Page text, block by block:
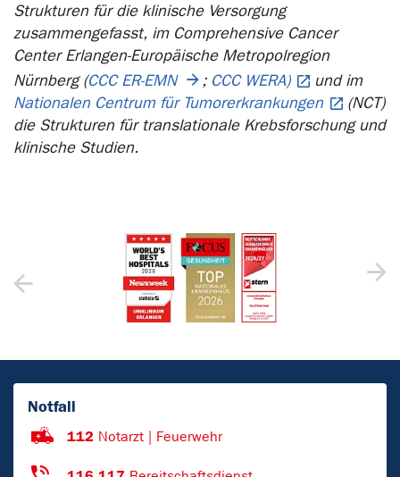
Strukturen für die klinische Versorgung
zusammengefasst, im Comprehensive Cancer
Center Erlangen-Europäische Metropolregion
Nürnberg (CCC ER-EMN ; CCC WERA)
und im
Nationalen Centrum für Tumorerkrankungen
(NCT)
die Strukturen für translationale Krebsforschung und
klinische Studien.
Notfall
112 Notarzt | Feuerwehr